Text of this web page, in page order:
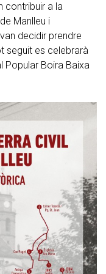
contribuir a la
Manlleu i
decidir prendre
seguit es celebrarà
Popular Boira Baixa